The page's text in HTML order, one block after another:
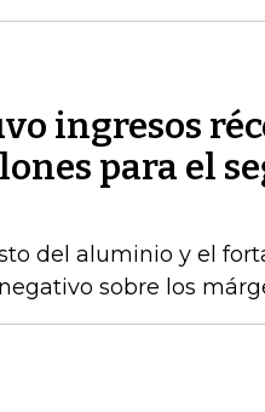
ingresos
para el
del aluminio y el
sobre los